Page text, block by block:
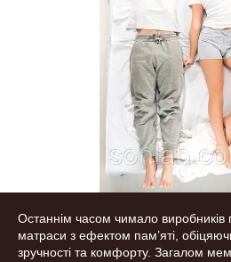
Останнім часом чимало виробників
матраси з ефектом пам’яті,
зручності та комфорту. Загалом